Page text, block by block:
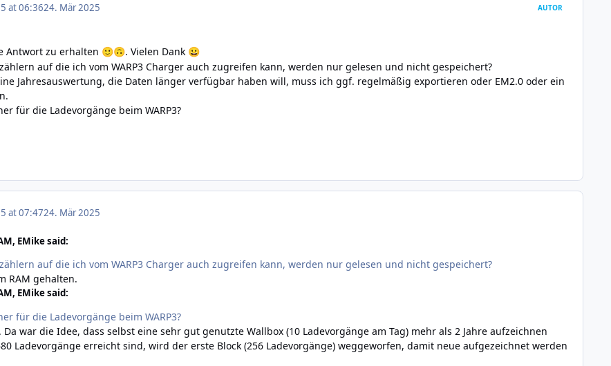
at 06:3624. Mär 2025 AUTOR
Antwort zu erhalten 🙂🙃. Vielen Dank 😀
auf die ich vom WARP3 Charger auch zugreifen kann, werden nur gelesen und nicht gespeichert?
Jahresauswertung, die Daten länger verfügbar haben will, muss ich ggf. regelmäßig exportieren oder EM2.0 oder ein
für die Ladevorgänge beim WARP3?
at 07:4724. Mär 2025
EMike said:
auf die ich vom WARP3 Charger auch zugreifen kann, werden nur gelesen und nicht gespeichert?
RAM gehalten.
EMike said:
für die Ladevorgänge beim WARP3?
war die Idee, dass selbst eine sehr gut genutzte Wallbox (10 Ladevorgänge am Tag) mehr als 2 Jahre aufzeichnen
Ladevorgänge erreicht sind, wird der erste Block (256 Ladevorgänge) weggeworfen, damit neue aufgezeichnet werden